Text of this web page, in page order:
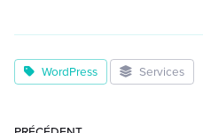
WordPress Services